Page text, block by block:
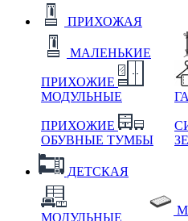
ПРИХОЖАЯ
МАЛЕНЬКИЕ
ПРИХОЖИЕ
МОДУЛЬНЫЕ
ПРИХОЖИЕ
ОБУВНЫЕ ТУМБЫ
ДЕТСКАЯ
МОДУЛЬНЫЕ